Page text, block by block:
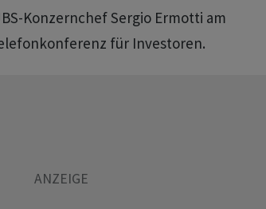
Konzernchef Sergio Ermotti am
für Investoren.